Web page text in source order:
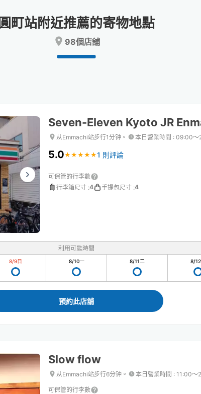
the
changing
dates.
the
changing
dates.
圓町站附近推薦的寄物地點
98個店舖
Seven-Eleven Kyoto JR
从Emmachi站步行1分钟。 本日營業時間 : 09:00〜
5.0★ ★ ★ ★ ★
★ ★ ★ ★ ★1 則評論
可保管的行李數
行李箱尺寸 :4 手提包尺寸 :4
利用可能時間
8/9日 8/10一 8/11二 8/12
預約此店舖
Slow flow
从Emmachi站步行6分钟。 本日營業時間 : 11:00〜
可保管的行李數